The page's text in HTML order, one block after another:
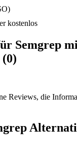
kostenlos
Semgrep
Reviews, die